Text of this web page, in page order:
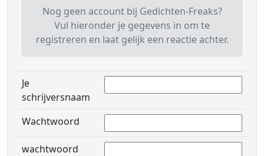
Nog geen account bij Gedichten-Freaks?
Vul hieronder je gegevens in om te
registreren en laat gelijk een reactie achter.
Je
schrijversnaam
Wachtwoord
wachtwoord